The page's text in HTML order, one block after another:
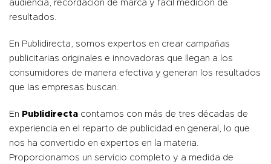
audiencia, recordación de marca y fácil medición de
resultados.
En Publidirecta, somos expertos en crear campañas
publicitarias originales e innovadoras que llegan a los
consumidores de manera efectiva y generan los resultados
que las empresas buscan.
En Publidirecta contamos con más de tres décadas de
experiencia en el reparto de publicidad en general, lo que
nos ha convertido en expertos en la materia.
Proporcionamos un servicio completo y a medida de